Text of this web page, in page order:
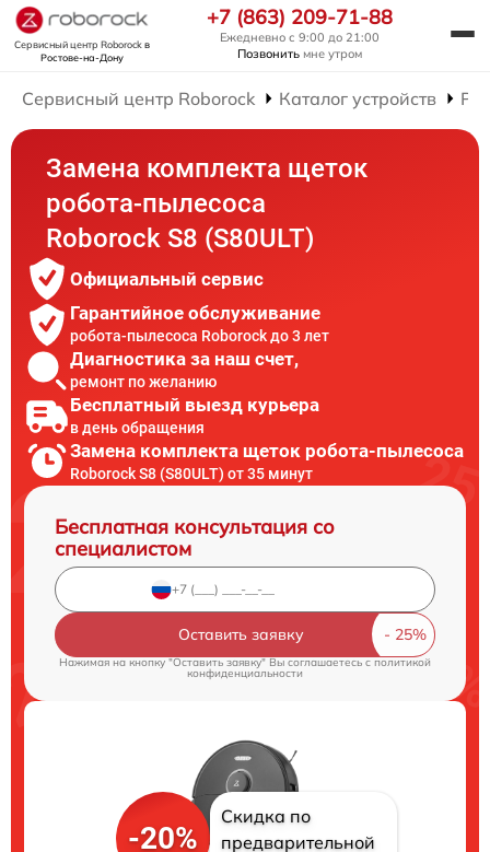
Сервисный центр Roborockв
Ростове-на-Дону
+7 (863) 209-71-88
Ежедневно с 9:00 до 21:00
Позвонить мне утром
Сервисный центр Roborock Каталог устройств
Замена комплекта щеток
робота-пылесоса
Roborock S8 (S80ULT)
Официальный сервис
Гарантийное обслуживание
робота-пылесоса Roborock до 3 лет
Диагностика за наш счет,
ремонт по желанию
Бесплатный выезд курьера
в день обращения
Замена комплекта щеток робота-пылесоса
Roborock S8 (S80ULT) от 35 минут
Бесплатная консультация со
специалистом
Оставить заявку
Нажимая на кнопку "Оставить заявку" Вы соглашаетесь cполитикой
конфиденциальности
-20%
Скидка по
предварительной